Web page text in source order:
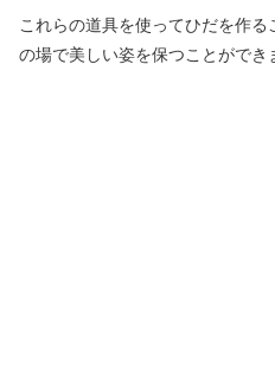
これらの道具を使ってひだを作
の場で美しい姿を保つことができ